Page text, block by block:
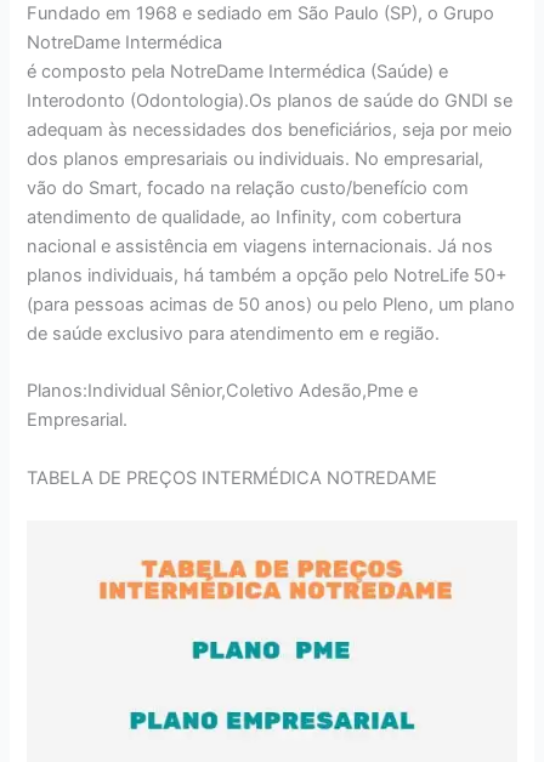
Fundado em 1968 e sediado em São Paulo (SP), o Grupo
NotreDame Intermédica
é composto pela NotreDame Intermédica (Saúde) e
Interodonto (Odontologia).Os planos de saúde do GNDI se
adequam às necessidades dos beneficiários, seja por meio
dos planos empresariais ou individuais. No empresarial,
vão do Smart, focado na relação custo/benefício com
atendimento de qualidade, ao Infinity, com cobertura
nacional e assistência em viagens internacionais. Já nos
planos individuais, há também a opção pelo NotreLife 50+
(para pessoas acimas de 50 anos) ou pelo Pleno, um plano
de saúde exclusivo para atendimento em e região.
Planos:Individual Sênior,Coletivo Adesão,Pme e
Empresarial.
TABELA DE PREÇOS INTERMÉDICA NOTREDAME